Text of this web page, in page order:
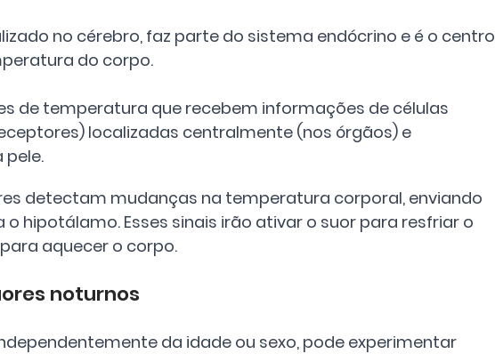
no cérebro, faz parte do sistema endócrino e é o centro
do corpo.
de temperatura que recebem informações de células
localizadas centralmente (nos órgãos) e
pele.
detectam mudanças na temperatura corporal, enviando
o hipotálamo. Esses sinais irão ativar o suor para resfriar o
aquecer o corpo.
noturnos
da idade ou sexo, pode experimentar